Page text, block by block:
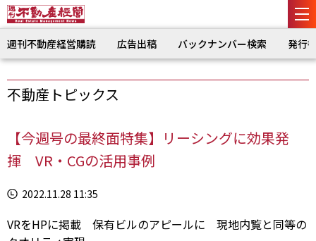
週刊不動産経営購読 広告出稿 バックナンバー検索 発行
不動産トピックス
【今週号の最終面特集】リーシングに効果発
揮 VR・CGの活用事例
2022.11.28 11:35
VRをHPに掲載 保有ビルのアピールに 現地内覧と同等の